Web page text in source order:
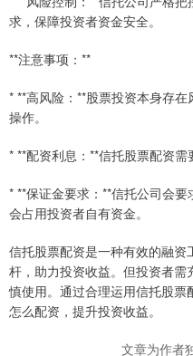
求，保障投资者资金安全。
**注意事项：**
* **高风险：**股票投资本身存
操作。
* **配资利息：**信托股票配资需
* **保证金要求：**信托公司会
会占用投资者自有资金。
信托股票配资是一种有效的融
杆，助力投资收益。但投资者
慎使用。通过合理运用信托股
怎么配资，提升投资收益。
文章为作者